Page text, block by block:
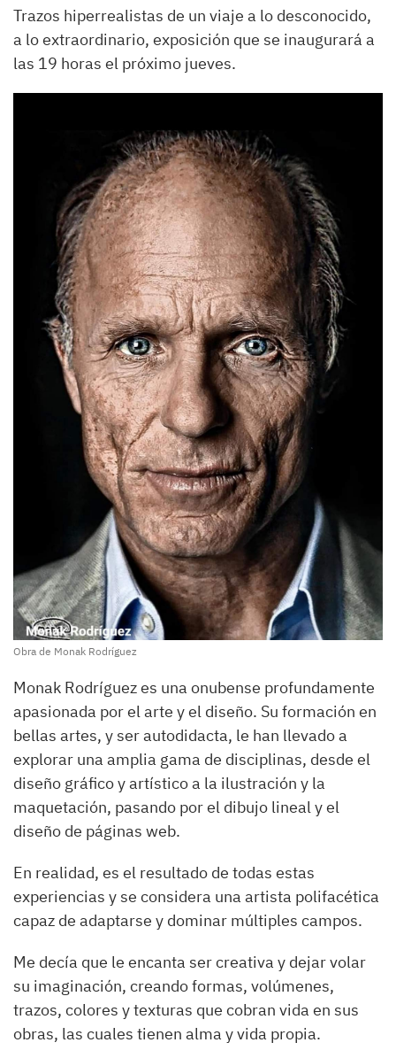
Trazos hiperrealistas de un viaje a lo desconocido,
a lo extraordinario, exposición que se inaugurará a
las 19 horas el próximo jueves.
Obra de Monak Rodríguez
Monak Rodríguez es una onubense profundamente
apasionada por el arte y el diseño. Su formación en
bellas artes, y ser autodidacta, le han llevado a
explorar una amplia gama de disciplinas, desde el
diseño gráfico y artístico a la ilustración y la
maquetación, pasando por el dibujo lineal y el
diseño de páginas web.
En realidad, es el resultado de todas estas
experiencias y se considera una artista polifacética
capaz de adaptarse y dominar múltiples campos.
Me decía que le encanta ser creativa y dejar volar
su imaginación, creando formas, volúmenes,
trazos, colores y texturas que cobran vida en sus
obras, las cuales tienen alma y vida propia.